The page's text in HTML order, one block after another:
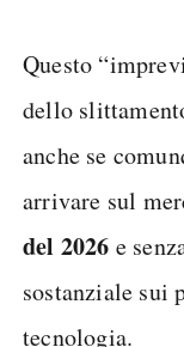
Questo
dello
anche se
arrivare sul
del 2026 e
sostanziale sui
tecnologia.